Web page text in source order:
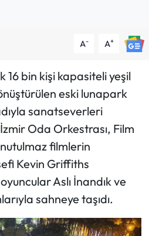
A- A+
16 bin kişi kapasiteli yeşil
eski lunapark
sanatseverleri
Oda Orkestrası, Film
filmlerin
Kevin Griffiths
Aslı İnandık ve
sahneye taşıdı.